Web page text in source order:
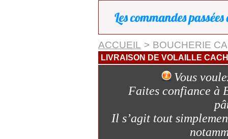
ACCUEIL > BOUCHERIE
LIVRAISON DE VOLAILLE
Vous
Faites confiance à
Il s’agit tout